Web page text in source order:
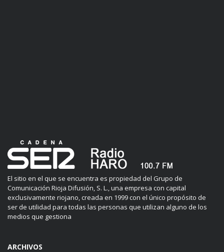
El sitio en el que se encuentra es propiedad del Grupo de
Comunicación Rioja Difusión, S. L., una empresa con capital
exclusivamente riojano, creada en 1999 con el único propósito de
ser de utilidad para todas las personas que utilizan alguno de los
medios que gestiona
ARCHIVOS